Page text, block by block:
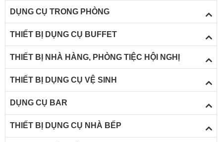
DỤNG CỤ TRONG PHÒNG
THIẾT BỊ DỤNG CỤ BUFFET
THIẾT BỊ NHÀ HÀNG, PHÒNG TIỆC HỘI NGHỊ
THIẾT BỊ DỤNG CỤ VỆ SINH
DỤNG CỤ BAR
THIẾT BỊ DỤNG CỤ NHÀ BẾP